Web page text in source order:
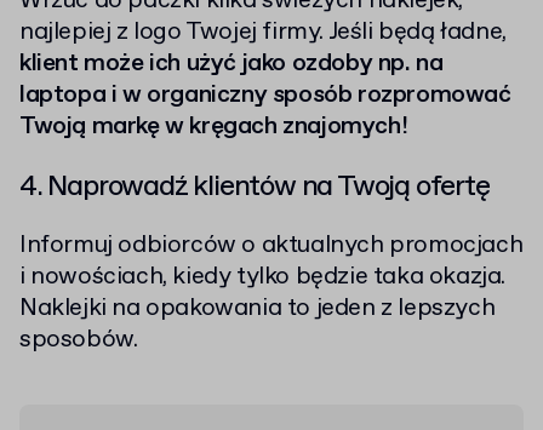
najlepiej z logo Twojej firmy. Jeśli będą ładne,
klient może ich użyć jako ozdoby np. na
laptopa i w organiczny sposób rozpromować
Twoją markę w kręgach znajomych!
4. Naprowadź klientów na Twoją ofertę
Informuj odbiorców o aktualnych promocjach
i nowościach, kiedy tylko będzie taka okazja.
Naklejki na opakowania to jeden z lepszych
sposobów.